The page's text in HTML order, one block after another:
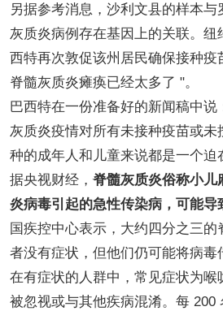
另据参考消息，沙利文县的样本与
灰质炎病例存在基因上的关联。纽
西特再次敦促该州居民确保接种疫
脊髓灰质炎瘫痪已经太多了 "。
巴西特在一份准备好的新闻稿中说
灰质炎疫情对所有未接种疫苗或未
种的成年人和儿童来说都是一个迫
据央视财经，脊髓灰质炎俗称小儿
炎病毒引起的急性传染病，可能导
国疾控中心表示，大约四分之三的
者没有症状，但他们仍可能将病毒
在有症状的人群中，常见症状为喉
被忽视或与其他疾病混淆。每 200